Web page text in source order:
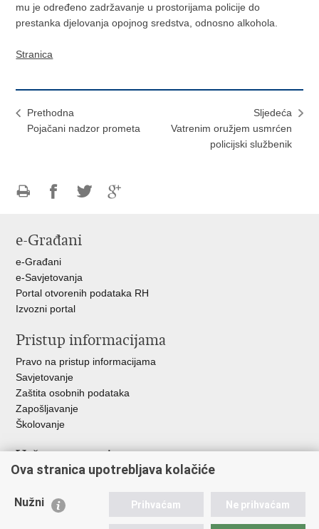
mu je određeno zadržavanje u prostorijama policije do
prestanka djelovanja opojnog sredstva, odnosno alkohola.
Stranica
Prethodna
Pojačani nadzor prometa
Sljedeća
Vatrenim oružjem usmrćen
policijski službenik
FacebookuTwitteru
e-Građani
e-Građani
e-Savjetovanja
Portal otvorenih podataka RH
Izvozni portal
Pristup informacijama
Pravo na pristup informacijama
Savjetovanje
Zaštita osobnih podataka
Zapošljavanje
Školovanje
Važne poveznice
Ministarstvo unutarnjih poslova
Udruge
Ova stranica upotrebljava kolačiće
Nužni Prihvaćam Ne prihvaćam